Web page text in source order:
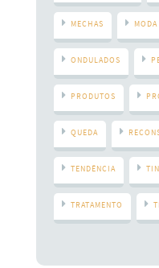
MECHAS MODA
ONDULADOS
PRODUTOS
QUEDA
TENDÊNCIA
TRATAMENTO